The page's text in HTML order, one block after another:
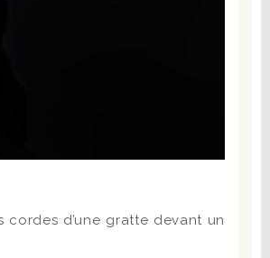
d’une gratte devant un